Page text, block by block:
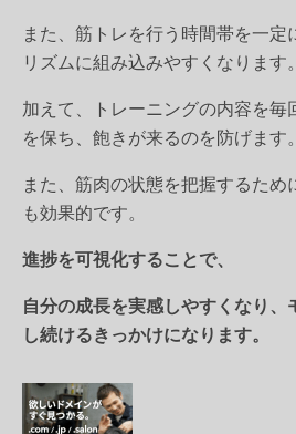
また、筋トレを行う時間帯を一
リズムに組み込みやすくなります。
加えて、トレーニングの内容を毎
を保ち、飽きが来るのを防げます。
また、筋肉の状態を把握するため
も効果的です。
進捗を可視化することで、
自分の成長を実感しやすくなり
し続けるきっかけになります。